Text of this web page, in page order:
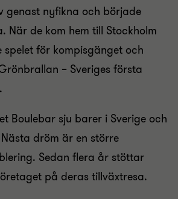
genast nyfikna och började
När de kom hem till Stockholm
för kompisgänget och
– Sveriges första
Boulebar sju barer i Sverige och
dröm är en större
Sedan flera år stöttar
på deras tillväxtresa.